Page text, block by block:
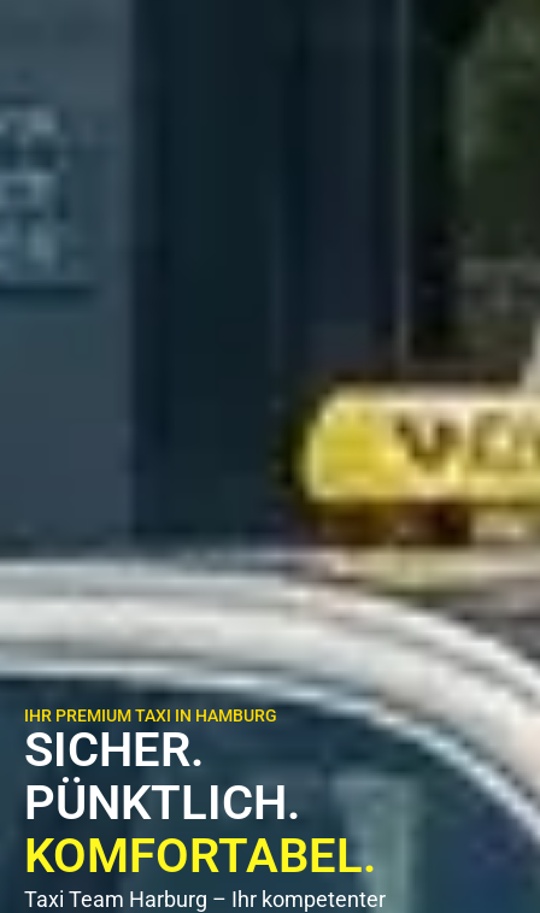
IHR PREMIUM TAXI IN HAMBURG
SICHER.
PÜNKTLICH.
KOMFORTABEL.
Taxi Team Harburg – Ihr kompetenter